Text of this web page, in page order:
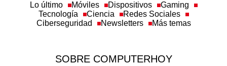
Lo último Móviles Dispositivos
Gaming
Tecnología
Ciencia
Redes Sociales
Ciberseguridad
Newsletters Más temas
SOBRE COMPUTERHOY